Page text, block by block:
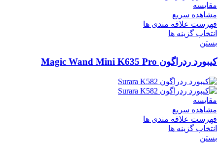
مقایسه
مشاهده سریع
فهرست علاقه مندی ها
انتخاب گزینه ها
بستن
کیبورد ردراگون Magic Wand Mini K635 Pro
مقایسه
مشاهده سریع
فهرست علاقه مندی ها
انتخاب گزینه ها
بستن